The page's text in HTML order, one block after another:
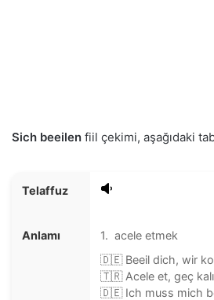
Sich beeilen fiil çekimi, aşağıdaki
Telaffuz
Anlamı
1. acele etmek
🇩🇪 Beeil dich, wir
🇹🇷 Acele et, geç
🇩🇪 Ich muss mich